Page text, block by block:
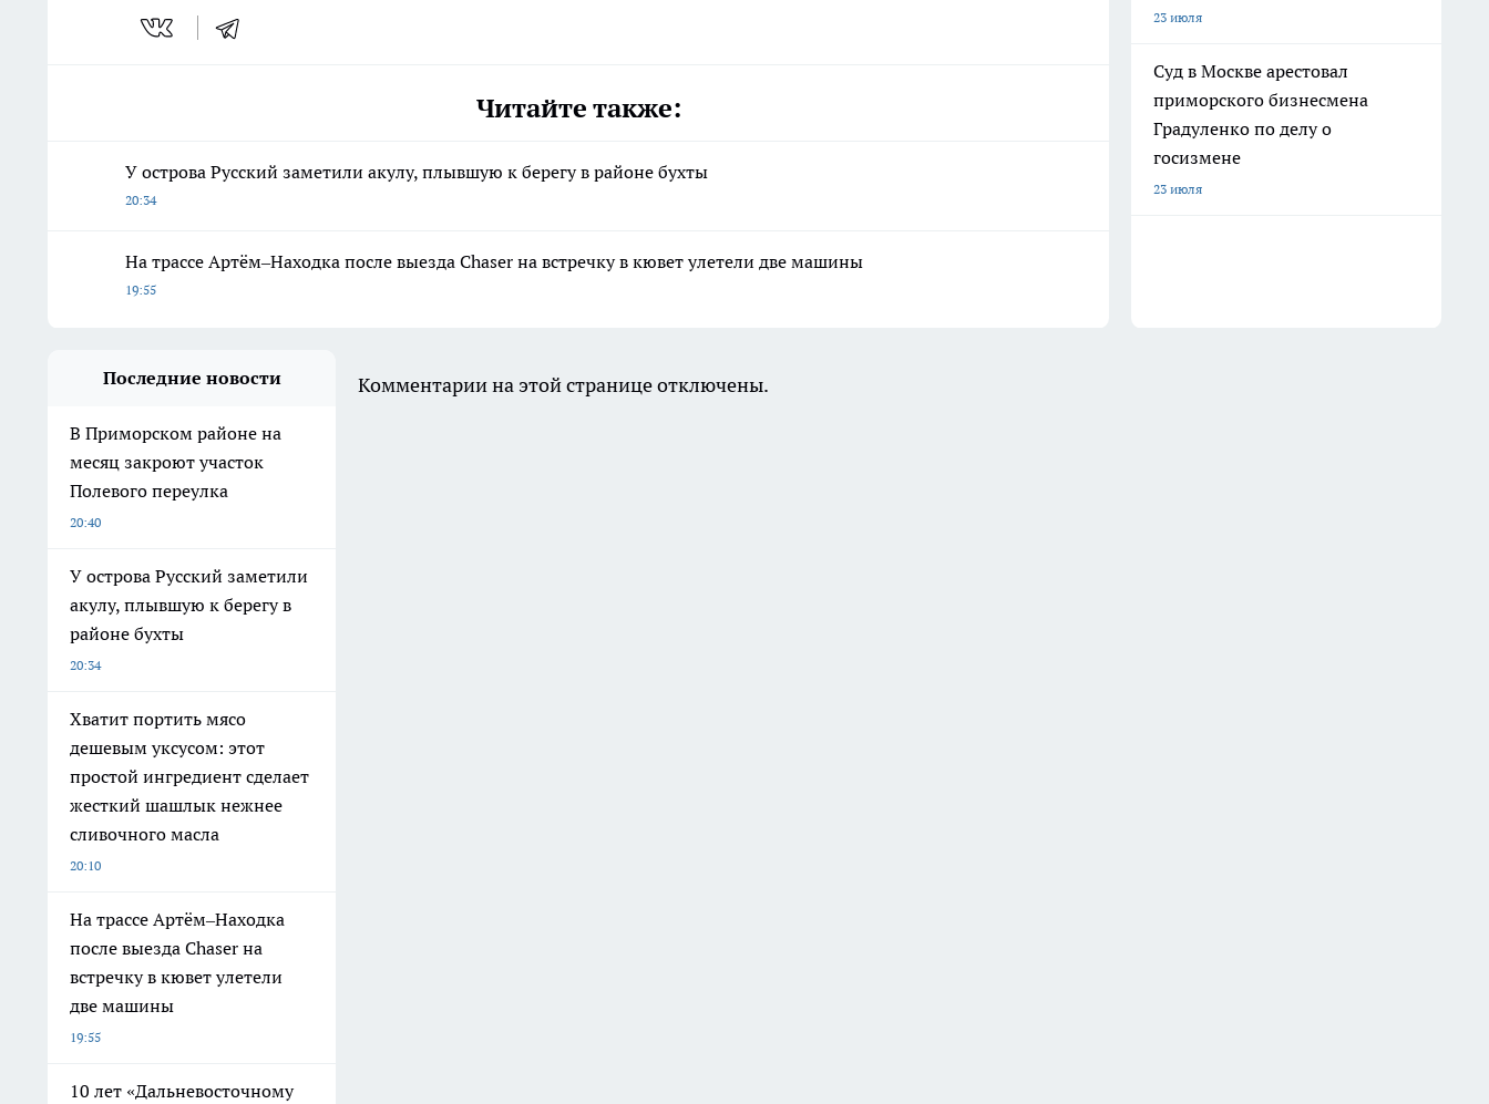
Читайте также:
У острова Русский заметили акулу, плывшую к берегу в районе бухты
20:34
На трассе Артём–Находка после выезда Chaser на встречку в кювет улетели две машины
19:55
23 июля
Суд в Москве арестовал
приморского бизнесмена
Градуленко по делу о
госизмене
23 июля
Последние новости
В Приморском районе на
месяц закроют участок
Полевого переулка
20:40
У острова Русский заметили
акулу, плывшую к берегу в
районе бухты
20:34
Хватит портить мясо
дешевым уксусом: этот
простой ингредиент сделает
жесткий шашлык нежнее
сливочного масла
20:10
На трассе Артём–Находка
после выезда Chaser на
встречку в кювет улетели
две машины
19:55
10 лет «Дальневосточному
Комментарии на этой странице отключены.